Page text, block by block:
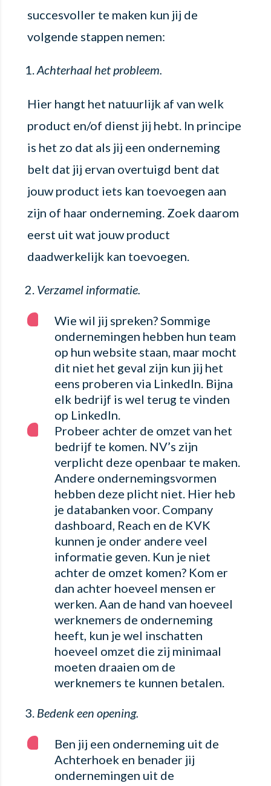
succesvoller te maken kun jij de
volgende stappen nemen:
Achterhaal het probleem.
Hier hangt het natuurlijk af van welk
product en/of dienst jij hebt. In principe
is het zo dat als jij een onderneming
belt dat jij ervan overtuigd bent dat
jouw product iets kan toevoegen aan
zijn of haar onderneming. Zoek daarom
eerst uit wat jouw product
daadwerkelijk kan toevoegen.
Verzamel informatie.
Wie wil jij spreken? Sommige
ondernemingen hebben hun team
op hun website staan, maar mocht
dit niet het geval zijn kun jij het
eens proberen via LinkedIn. Bijna
elk bedrijf is wel terug te vinden
op LinkedIn.
Probeer achter de omzet van het
bedrijf te komen. NV’s zijn
verplicht deze openbaar te maken.
Andere ondernemingsvormen
hebben deze plicht niet. Hier heb
je databanken voor. Company
dashboard, Reach en de KVK
kunnen je onder andere veel
informatie geven. Kun je niet
achter de omzet komen? Kom er
dan achter hoeveel mensen er
werken. Aan de hand van hoeveel
werknemers de onderneming
heeft, kun je wel inschatten
hoeveel omzet die zij minimaal
moeten draaien om de
werknemers te kunnen betalen.
Bedenk een opening.
Ben jij een onderneming uit de
Achterhoek en benader jij
ondernemingen uit de